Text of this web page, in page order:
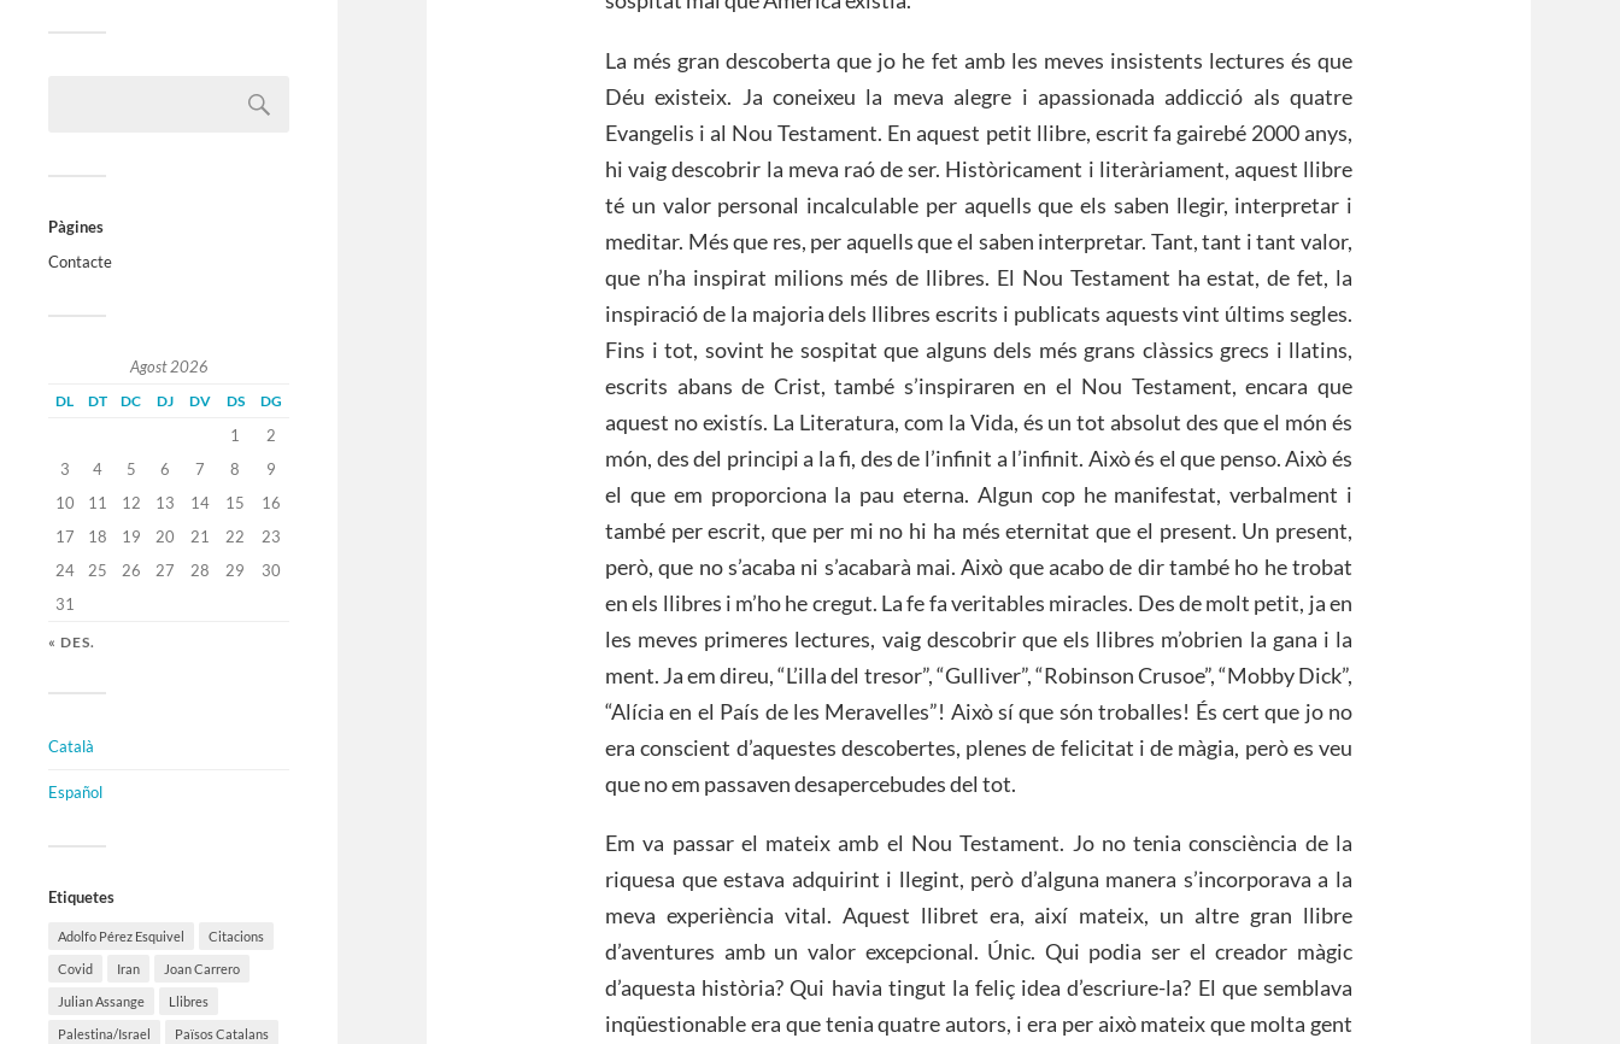
Pàgines
Contacte
Agost 2026
DL DT DC DJ DV DS DG
1
2
3
4 5 6 7 8
9
10
11 12 13 14 15
16
17
18 19 20 21 22
23
24
25 26 27 28 29
30
31
« DES.
Català
Español
Etiquetes
Adolfo Pérez Esquivel Citacions
Covid Iran Joan Carrero
Julian Assange Llibres
Palestina/Israel Països Catalans
La més gran descoberta que jo he fet amb les meves insistents lectures és que
Déu existeix. Ja coneixeu la meva alegre i apassionada addicció als quatre
Evangelis i al Nou Testament. En aquest petit llibre, escrit fa gairebé 2000 anys,
hi vaig descobrir la meva raó de ser. Històricament i literàriament, aquest llibre
té un valor personal incalculable per aquells que els saben llegir, interpretar i
meditar. Més que res, per aquells que el saben interpretar. Tant, tant i tant valor,
que n’ha inspirat milions més de llibres. El Nou Testament ha estat, de fet, la
inspiració de la majoria dels llibres escrits i publicats aquests vint últims segles.
Fins i tot, sovint he sospitat que alguns dels més grans clàssics grecs i llatins,
escrits abans de Crist, també s’inspiraren en el Nou Testament, encara que
aquest no existís. La Literatura, com la Vida, és un tot absolut des que el món és
món, des del principi a la fi, des de l’infinit a l’infinit. Això és el que penso. Això és
el que em proporciona la pau eterna. Algun cop he manifestat, verbalment i
també per escrit, que per mi no hi ha més eternitat que el present. Un present,
però, que no s’acaba ni s’acabarà mai. Això que acabo de dir també ho he trobat
en els llibres i m’ho he cregut. La fe fa veritables miracles. Des de molt petit, ja en
les meves primeres lectures, vaig descobrir que els llibres m’obrien la gana i la
ment. Ja em direu, “L’illa del tresor”, “Gulliver”, “Robinson Crusoe”, “Mobby Dick”,
“Alícia en el País de les Meravelles”! Això sí que són troballes! És cert que jo no
era conscient d’aquestes descobertes, plenes de felicitat i de màgia, però es veu
que no em passaven desapercebudes del tot.
Em va passar el mateix amb el Nou Testament. Jo no tenia consciència de la
riquesa que estava adquirint i llegint, però d’alguna manera s’incorporava a la
meva experiència vital. Aquest llibret era, així mateix, un altre gran llibre
d’aventures amb un valor excepcional. Únic. Qui podia ser el creador màgic
d’aquesta història? Qui havia tingut la feliç idea d’escriure-la? El que semblava
inqüestionable era que tenia quatre autors, i era per això mateix que molta gent